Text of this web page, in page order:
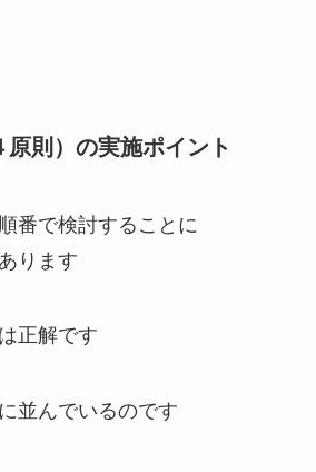
原則）の実施ポイント
番で検討することに
ります
正解です
並んでいるのです